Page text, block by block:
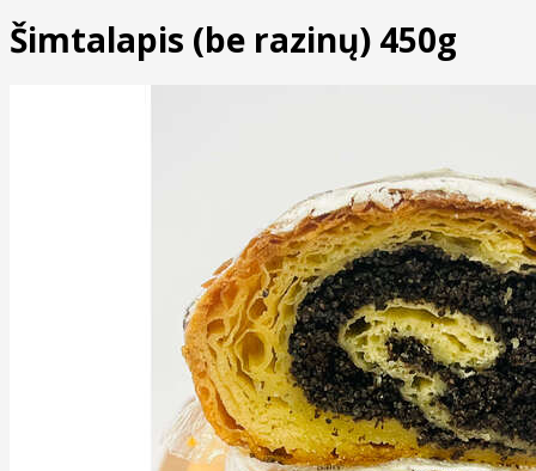
Šimtalapis (be razinų) 450g